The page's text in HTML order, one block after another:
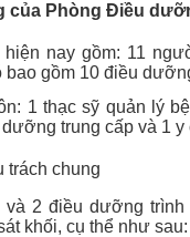
của Phòng Điều
nay gồm: 11
bao gồm 10 điều
1 thạc sỹ quản lý
trung cấp và 1 y
trách chung
và 2 điều dưỡng
khối, cụ thể như sau: